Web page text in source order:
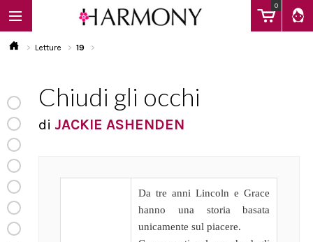
0
EBOOK
LIBRI
Calendario
Letture 19
Chiudi gli occhi
di JACKIE ASHENDEN
Da tre anni Lincoln e Grace
hanno una storia basata
unicamente sul piacere.